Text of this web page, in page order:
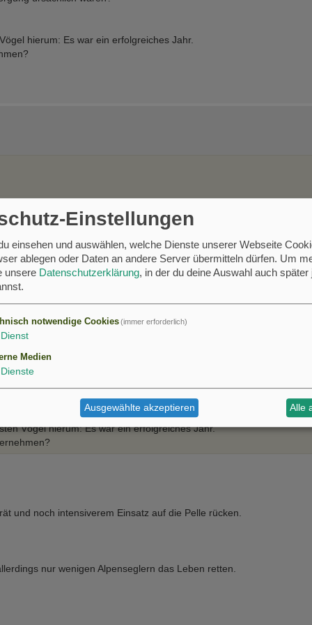
hierum: Es war ein erfolgreiches Jahr.
noch sehr gut präsentiert. Vielen Dank!
Vögel hierum: Es war ein erfolgreiches Jahr.
und noch intensiverem Einsatz auf die Pelle rücken.
nur wenigen Alpenseglern das Leben retten.
Einstellungen
einsehen und auswählen, welche Dienste unserer Webseite
ablegen oder Daten an andere Server übermitteln dürfen. Um
unsere Datenschutzerklärung, in der du deine Auswahl auch später
notwendige Cookies(immer erforderlich)
Dienst
Medien
Dienste
Ausgewählte akzeptieren Alle